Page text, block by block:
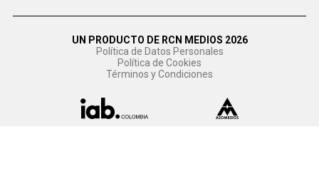
UN PRODUCTO DE RCN MEDIOS 2026
Política de Datos Personales
Política de Cookies
Términos y Condiciones